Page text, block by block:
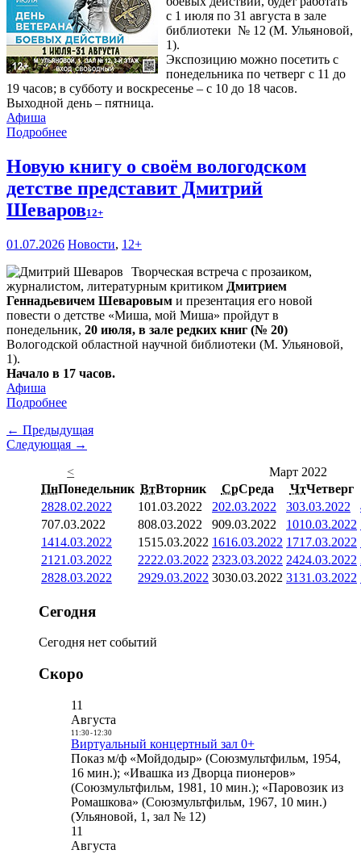
с 1 июля по 31 августа в зале
библиотеки № 12 (М. Ульяновой,
1).
Экспозицию можно посетить с
понедельника по четверг с 11 до
19 часов; в субботу и воскресенье – с 10 до 18 часов.
Выходной день – пятница.
Афиша
Подробнее
Новую книгу о своём вологодском
детстве представит Дмитрий
Шеваров12+
01.07.2026 Новости, 12+
Творческая встреча с прозаиком,
журналистом, литературным критиком Дмитрием
Геннадьевичем Шеваровым и презентация его новой
повести о детстве «Миша, мой Миша» пройдут в
понедельник, 20 июля, в зале редких книг (№ 20)
Вологодской областной научной библиотеки (М. Ульяновой,
1).
Начало в 17 часов.
Афиша
Подробнее
← Предыдущая
Следующая →
<
Март 2022
ПнПонедельник ВтВторник СрСреда ЧтЧетверг
2828.02.2022 101.03.2022 202.03.2022 303.03.2022
707.03.2022 808.03.2022 909.03.2022 1010.03.2022
1414.03.2022 1515.03.2022 1616.03.2022 1717.03.2022
21 21.03.2022 2222.03.2022 2323.03.2022 2424.03.2022
2828.03.2022 2929.03.2022 3030.03.2022 3131.03.2022
Сегодня
Сегодня нет событий
Скоро
11
Августа
11:30- 12:30
Виртуальный концертный зал 0+
Показ м/ф «Мойдодыр» (Союзмультфильм, 1954,
16 мин.); «Ивашка из Дворца пионеров»
(Союзмультфильм, 1981, 10 мин.); «Паровозик из
Ромашкова» (Союзмультфильм, 1967, 10 мин.)
(Ульяновой, 1, зал № 12)
11
Августа